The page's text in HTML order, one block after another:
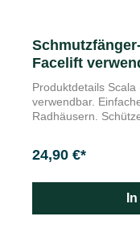
Facelift
Produktdetails Scala (NW1) Nicht für Scala Facelift
verwendbar. Einfache Montage an den hintern
Radhäusern. Schützen den Lack vor Schmutz, Schnee,
strapazierfähig: Die
gefährlichem
24,90 €*